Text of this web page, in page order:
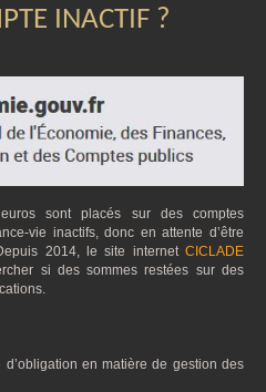
INACTIF ?
sont placés sur des comptes
vie inactifs, donc en attente d’être
2014, le site internet CICLADE
si des sommes restées sur des
en matière de gestion des